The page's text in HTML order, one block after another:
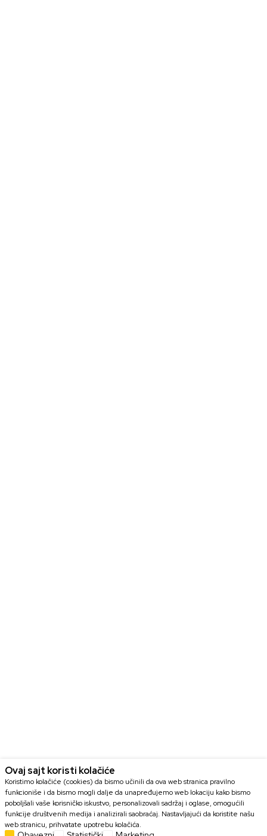
Ovaj sajt koristi kolačiće
Koristimo kolačiće (cookies) da bismo učinili da ova web stranica pravilno
funkcioniše i da bismo mogli dalje da unapređujemo web lokaciju kako bismo
poboljšali vaše korisničko iskustvo, personalizovali sadržaj i oglase, omogućili
funkcije društvenih medija i analizirali saobraćaj. Nastavljajući da koristite našu
web stranicu, prihvatate upotrebu kolačića.